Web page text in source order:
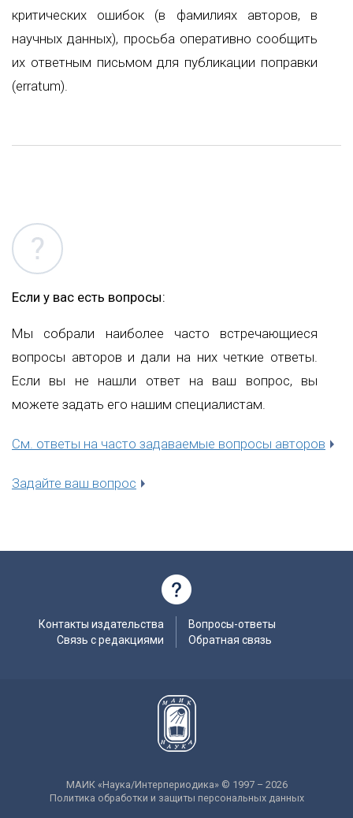
критических ошибок (в фамилиях авторов, в
научных данных), просьба оперативно сообщить
их ответным письмом для публикации поправки
(erratum).
Если у вас есть вопросы:
Мы собрали наиболее часто встречающиеся
вопросы авторов и дали на них четкие ответы.
Если вы не нашли ответ на ваш вопрос, вы
можете задать его нашим специалистам.
См. ответы на часто задаваемые вопросы авторов
Задайте ваш вопрос
Контакты издательства
Связь с редакциями
Вопросы-ответы
Обратная связь
МАИК «Наука/Интерпериодика» © 1997 – 2026
Политика обработки и защиты персональных данных